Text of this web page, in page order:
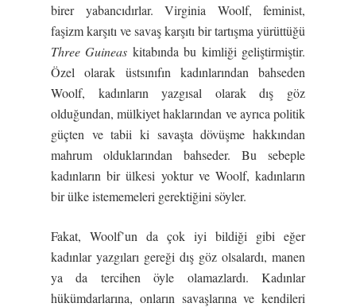
birer yabancıdırlar. Virginia Woolf, feminist,
faşizm karşıtı ve savaş karşıtı bir tartışma yürüttüğü
Three Guineas kitabında bu kimliği geliştirmiştir.
Özel olarak üstsınıfın kadınlarından bahseden
Woolf, kadınların yazgısal olarak dış göz
olduğundan, mülkiyet haklarından ve ayrıca politik
güçten ve tabii ki savaşta dövüşme hakkından
mahrum olduklarından bahseder. Bu sebeple
kadınların bir ülkesi yoktur ve Woolf, kadınların
bir ülke istememeleri gerektiğini söyler.
Fakat, Woolf’un da çok iyi bildiği gibi eğer
kadınlar yazgıları gereği dış göz olsalardı, manen
ya da tercihen öyle olamazlardı. Kadınlar
hükümdarlarına, onların savaşlarına ve kendileri